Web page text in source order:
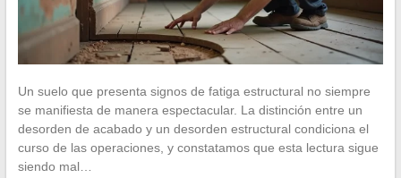
Un suelo que presenta signos de fatiga estructural no siempre
se manifiesta de manera espectacular. La distinción entre un
desorden de acabado y un desorden estructural condiciona el
curso de las operaciones, y constatamos que esta lectura sigue
siendo mal…